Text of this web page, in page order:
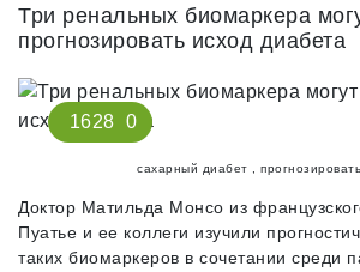
Три ренальных биомаркера
прогнозировать исход диабета
1628 0
сахарный диабет прогнозировать
Доктор Матильда Монсо из
Пуатье и ее коллеги изучили
таких биомаркеров в сочетании среди